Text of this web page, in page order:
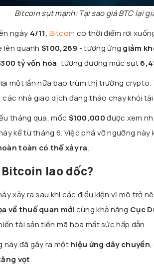
Bitcoin sụt mạnh: Tại sao giá BTC lại
ngày 4/11,Bitcoin có thời điểm rơi
lên quanh$100,269 - tương ứng giảm
tỷ vốn hóa, tương đương mức sụt
một lần nữa bao trùm thị trường
nhà giao dịch đang tháo chạy khỏi tài
tháng qua, mốc $100,000được xem
kể từ tháng 6. Việc phá vỡ ngưỡng này
toàn có thể xảy ra.
lao dốc?
xảy ra sau khi các điều kiện vĩ mô trở
về thuế quan mới cùng khả năng Cục
tài sản tiền mã hóa mất sức hấp dẫn.
này đã gây ra mộthiệu ứng dây chuyền,
vọt.